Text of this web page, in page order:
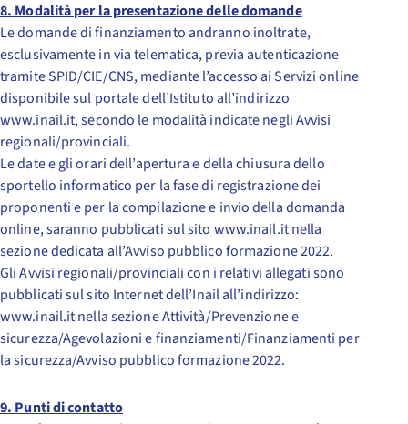
8. Modalità per la presentazione delle domande
Le domande di finanziamento andranno inoltrate,
esclusivamente in via telematica, previa autenticazione
tramite SPID/CIE/CNS, mediante l’accesso ai Servizi online
disponibile sul portale dell’Istituto all’indirizzo
www.inail.it, secondo le modalità indicate negli Avvisi
regionali/provinciali.
Le date e gli orari dell’apertura e della chiusura dello
sportello informatico per la fase di registrazione dei
proponenti e per la compilazione e invio della domanda
online, saranno pubblicati sul sito www.inail.it nella
sezione dedicata all’Avviso pubblico formazione 2022.
Gli Avvisi regionali/provinciali con i relativi allegati sono
pubblicati sul sito Internet dell’Inail all’indirizzo:
www.inail.it nella sezione Attività/Prevenzione e
sicurezza/Agevolazioni e finanziamenti/Finanziamenti per
la sicurezza/Avviso pubblico formazione 2022.
9. Punti di contatto